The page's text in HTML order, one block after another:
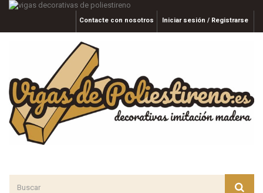
Iniciar sesión / Registrarse
Contacte con nosotros